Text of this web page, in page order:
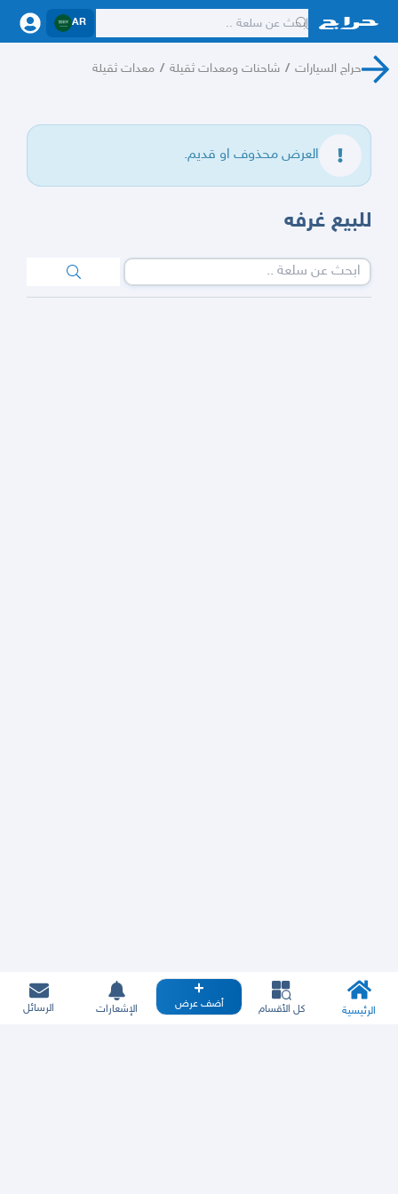
AR
حراج السيارات / شاحنات ومعدات ثقيلة / معدات ثقيلة
العرض محذوف او قديم.
للبيع غرفه
الرئيسية كل الأقسام أضف عرض الإشعارات الرسائل